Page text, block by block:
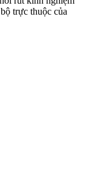
trực thuộc của